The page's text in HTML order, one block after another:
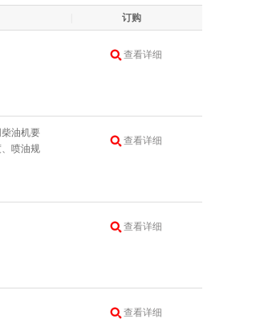
订购
查看详细
油机要
喷油规
查看详细
查看详细
查看详细